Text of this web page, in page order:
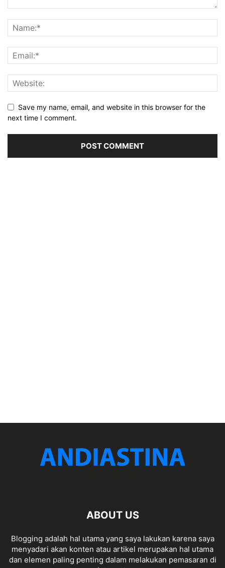
Save my name, email, and website in this browser for the
next time I comment.
ABOUT US
Blogging adalah hal utama yang saya lakukan karena saya
menyadari akan konten atau artikel merupakan hal utama
dan elemen paling penting dalam melakukan pemasaran di